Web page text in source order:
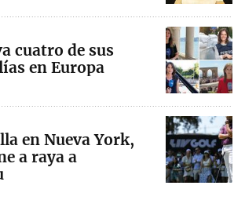
cuatro de sus
en Europa
en Nueva York,
a raya a